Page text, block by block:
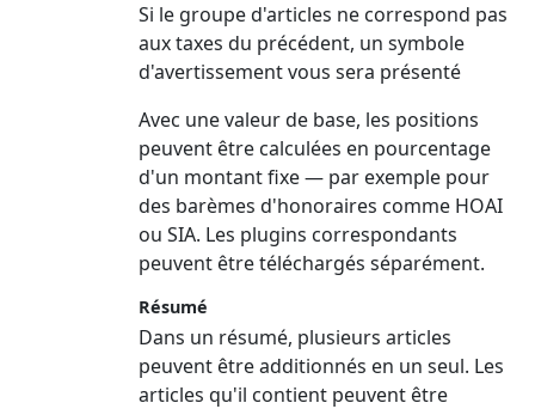
Si le groupe d'articles ne correspond pas
aux taxes du précédent, un symbole
d'avertissement vous sera présenté
Avec une valeur de base, les positions
peuvent être calculées en pourcentage
d'un montant fixe — par exemple pour
des barèmes d'honoraires comme HOAI
ou SIA. Les plugins correspondants
peuvent être téléchargés séparément.
Résumé
Dans un résumé, plusieurs articles
peuvent être additionnés en un seul. Les
articles qu'il contient peuvent être